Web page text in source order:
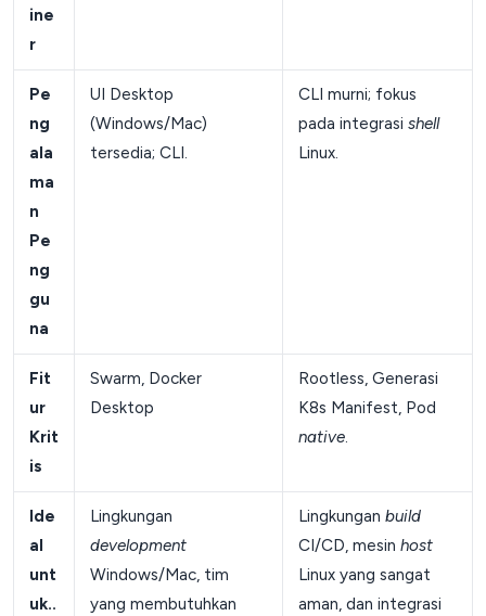
ine
r
Pe
ng
ala
ma
n
Pe
ng
gu
na
UI Desktop
(Windows/Mac)
tersedia; CLI.
CLI murni; fokus
pada integrasi shell
Linux.
Fit
ur
Krit
is
Swarm, Docker
Desktop
Rootless, Generasi
K8s Manifest, Pod
native.
Ide
al
unt
uk..
Lingkungan
development
Windows/Mac, tim
yang membutuhkan
Lingkungan build
CI/CD, mesin host
Linux yang sangat
aman, dan integrasi